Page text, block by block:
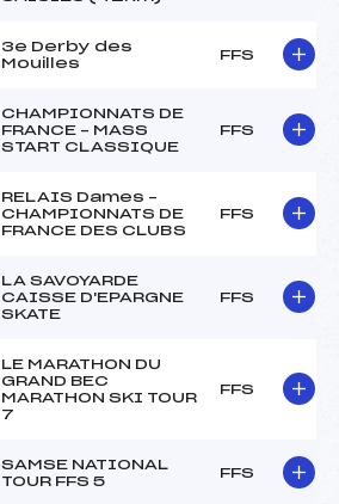
3e Derby des
Mouilles
FFS
CHAMPIONNATS DE
FRANCE – MASS
START CLASSIQUE
FFS
RELAIS Dames –
CHAMPIONNATS DE
FRANCE DES CLUBS
FFS
LA SAVOYARDE
CAISSE D'EPARGNE
SKATE
FFS
LE MARATHON DU
GRAND BEC
MARATHON SKI TOUR
7
FFS
SAMSE NATIONAL
TOUR FFS 5
FFS